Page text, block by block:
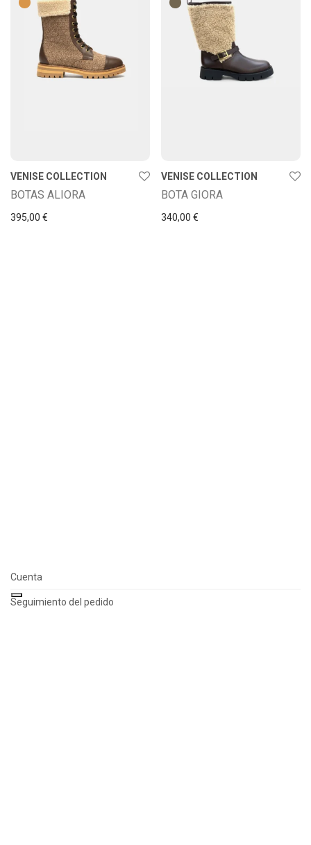
VENISE COLLECTION
BOTAS ALIORA
395,00 €
VENISE COLLECTION
BOTA GIORA
340,00 €
Cuenta
Seguimiento del pedido